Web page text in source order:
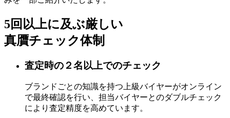
5回以上に及ぶ厳しい
真贋チェック体制
査定時の２名以上でのチェック
ブランドごとの知識を持つ上級バイヤーがオンライン
で最終確認を行い、担当バイヤーとのダブルチェック
により査定精度を高めています。